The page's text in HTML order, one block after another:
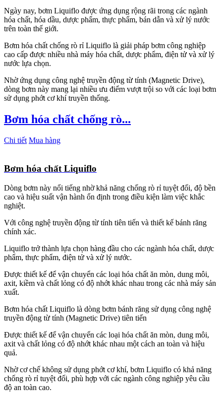
Ngày nay, bơm Liquiflo được ứng dụng rộng rãi trong các ngành
hóa chất, hóa dầu, dược phẩm, thực phẩm, bán dẫn và xử lý nước
trên toàn thế giới.
Bơm hóa chất chống rò rỉ Liquiflo là giải pháp bơm công nghiệp
cao cấp được nhiều nhà máy hóa chất, dược phẩm, điện tử và xử lý
nước lựa chọn.
Nhờ ứng dụng công nghệ truyền động từ tính (Magnetic Drive),
dòng bơm này mang lại nhiều ưu điểm vượt trội so với các loại bơm
sử dụng phớt cơ khí truyền thống.
Bơm hóa chất chống rò...
Chi tiết Mua hàng
Bơm hóa chất Liquiflo
Dòng bơm này nổi tiếng nhờ khả năng chống rò rỉ tuyệt đối, độ bền
cao và hiệu suất vận hành ổn định trong điều kiện làm việc khắc
nghiệt.
Với công nghệ truyền động từ tính tiên tiến và thiết kế bánh răng
chính xác.
Liquiflo trở thành lựa chọn hàng đầu cho các ngành hóa chất, dược
phẩm, thực phẩm, điện tử và xử lý nước.
Được thiết kế để vận chuyển các loại hóa chất ăn mòn, dung môi,
axit, kiềm và chất lỏng có độ nhớt khác nhau trong các nhà máy sản
xuất.
Bơm hóa chất Liquiflo là dòng bơm bánh răng sử dụng công nghệ
truyền động từ tính (Magnetic Drive) tiên tiến
Được thiết kế để vận chuyển các loại hóa chất ăn mòn, dung môi,
axit và chất lỏng có độ nhớt khác nhau một cách an toàn và hiệu
quả.
Nhờ cơ chế không sử dụng phớt cơ khí, bơm Liquiflo có khả năng
chống rò rỉ tuyệt đối, phù hợp với các ngành công nghiệp yêu cầu
độ an toàn cao.